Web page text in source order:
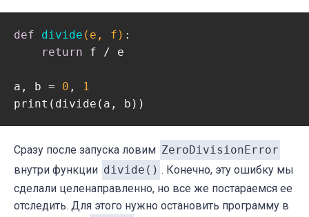
def divide (e, f) :
return f / e
a, b = 0 ,
1
print(divide(a, b))
Сразу после запуска ловим ZeroDivisionError
внутри функции divide() . Конечно, эту ошибку мы
сделали целенаправленно, но все же постараемся ее
отследить. Для этого нужно остановить программу в